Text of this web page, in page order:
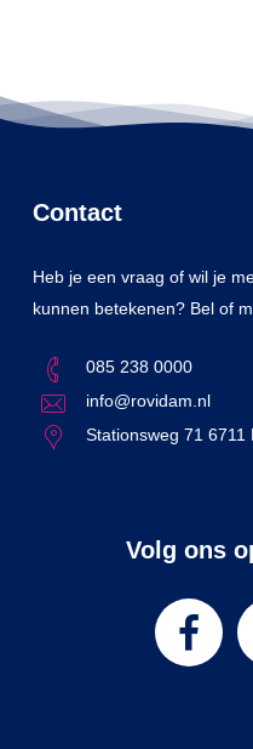
Contact
Heb je een vraag of wil je
kunnen betekenen? Bel of
085 238 0000
info@rovidam.nl
Stationsweg 71 6711
Volg ons